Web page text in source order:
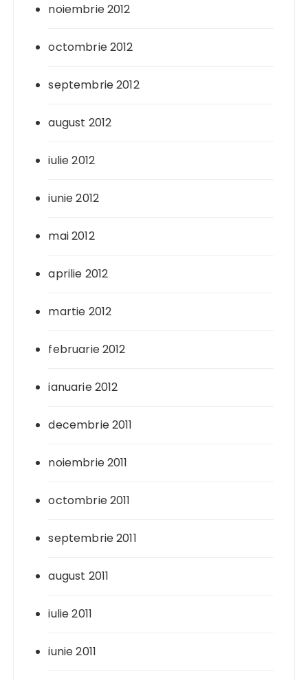
noiembrie 2012
octombrie 2012
septembrie 2012
august 2012
iulie 2012
iunie 2012
mai 2012
aprilie 2012
martie 2012
februarie 2012
ianuarie 2012
decembrie 2011
noiembrie 2011
octombrie 2011
septembrie 2011
august 2011
iulie 2011
iunie 2011